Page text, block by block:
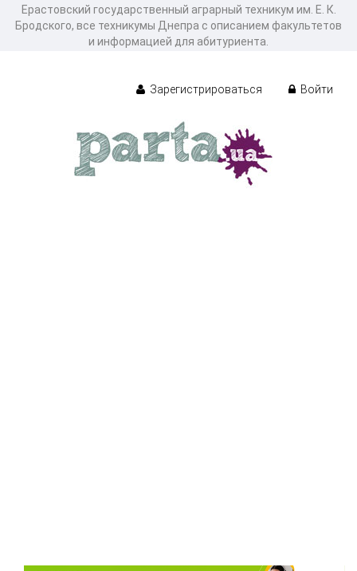
Ерастовский государственный аграрный техникум им. Е. К.
Бродского, все техникумы Днепра с описанием факультетов
и информацией для абитуриента.
Зарегистрироваться Войти